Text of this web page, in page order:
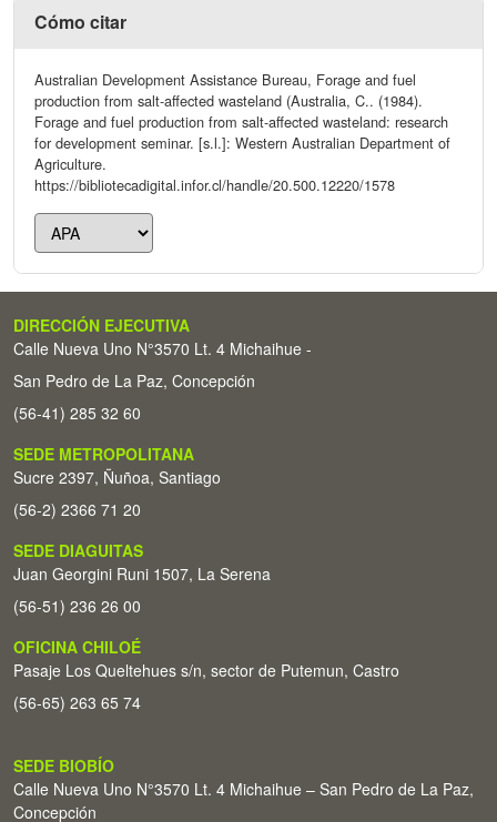
Cómo citar
Australian Development Assistance Bureau, Forage and fuel
production from salt-affected wasteland (Australia, C.. (1984).
Forage and fuel production from salt-affected wasteland: research
for development seminar. [s.l.]: Western Australian Department of
Agriculture.
https://bibliotecadigital.infor.cl/handle/20.500.12220/1578
DIRECCIÓN EJECUTIVA
Calle Nueva Uno N°3570 Lt. 4 Michaihue -
San Pedro de La Paz, Concepción
(56-41) 285 32 60
SEDE METROPOLITANA
Sucre 2397, Ñuñoa, Santiago
(56-2) 2366 71 20
SEDE DIAGUITAS
Juan Georgini Runi 1507, La Serena
(56-51) 236 26 00
OFICINA CHILOÉ
Pasaje Los Queltehues s/n, sector de Putemun, Castro
(56-65) 263 65 74
SEDE BIOBÍO
Calle Nueva Uno N°3570 Lt. 4 Michaihue – San Pedro de La Paz,
Concepción